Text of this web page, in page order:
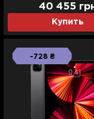
(M4)
Купить
40 455
-728 ₴